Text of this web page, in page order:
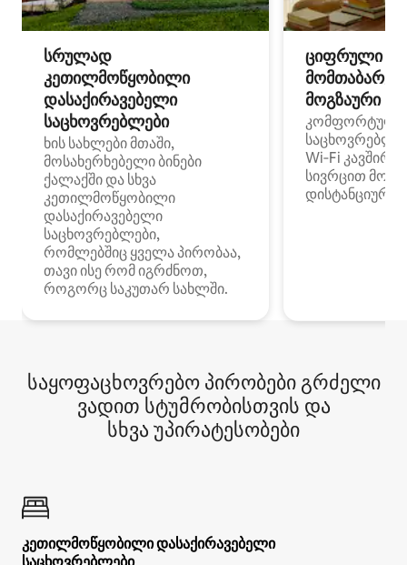
სრულად
კეთილმოწყობილი
დასაქირავებელი
საცხოვრებლები
ხის სახლები მთაში,
მოსახერხებელი ბინები
ქალაქში და სხვა
კეთილმოწყობილი
დასაქირავებელი
საცხოვრებლები,
რომლებშიც ყველა პირობაა,
თავი ისე რომ იგრძნოთ,
როგორც საკუთარ სახლში.
ციფრული
მოგზაური
კომფორტული
Wi‑Fi
სივრცით
დისტანციური
საყოფაცხოვრებო პირობები გრძელი
ვადით სტუმრობისთვის და
სხვა უპირატესობები
კეთილმოწყობილი დასაქირავებელი